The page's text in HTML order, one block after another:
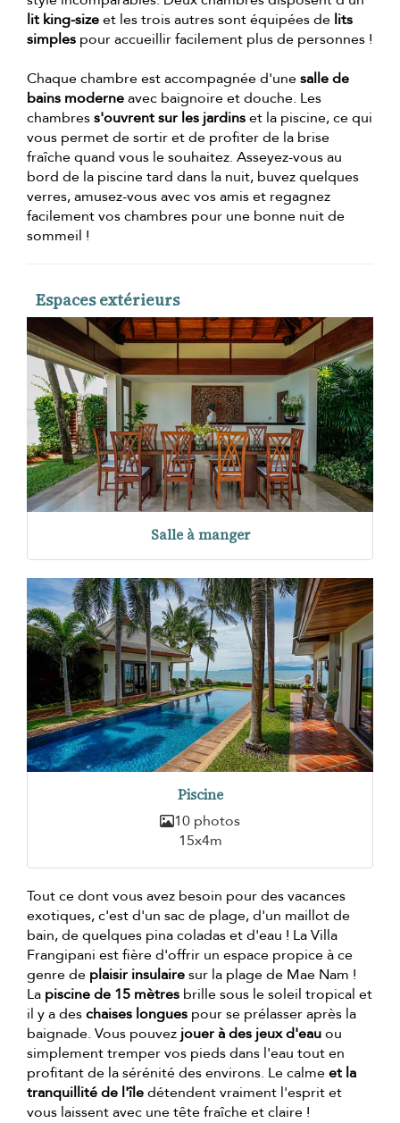
lit king-sizeet les trois autres sont équipées de lits
simples pour accueillir facilement plus de personnes !
Chaque chambre est accompagnée d'unesalle de
bains moderneavec baignoire et douche. Les
chambress'ouvrent sur les jardinset la piscine, ce qui
vous permet de sortir et de profiter de la brise
fraîche quand vous le souhaitez. Asseyez-vous au
bord de la piscine tard dans la nuit, buvez quelques
verres, amusez-vous avec vos amis et regagnez
facilement vos chambres pour une bonne nuit de
sommeil !
Espaces extérieurs
Salle à manger
Piscine
10 photos
15x4m
Tout ce dont vous avez besoin pour des vacances
exotiques, c'est d'un sac de plage, d'un maillot de
bain, de quelques pina coladas et d'eau ! La Villa
Frangipani est fière d'offrir un espace propice à ce
genre de plaisir insulairesur la plage de Mae Nam !
La piscine de 15 mètres brille sous le soleil tropical et
il y a deschaises longues pour se prélasser après la
baignade. Vous pouvez jouer à des jeux d'eauou
simplement tremper vos pieds dans l'eau tout en
profitant de la sérénité des environs. Le calmeet la
tranquillité de l'îledétendent vraiment l'esprit et
vous laissent avec une tête fraîche et claire !